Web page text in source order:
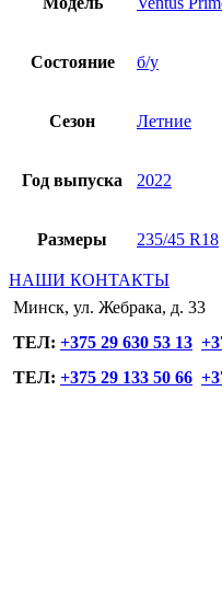
Состояние б/у
Сезон Летние
Год выпуска 2022
Размеры 235/45 R18
НАШИ КОНТАКТЫ
Минск, ул. Жебрака, д. 33
ТЕЛ: +375 29 630 53 13
ТЕЛ: +375 29 133 50 66